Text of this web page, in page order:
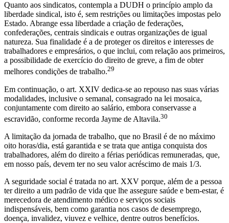
Quanto aos sindicatos, contempla a DUDH o princípio amplo da
liberdade sindical, isto é, sem restrições ou limitações impostas pelo
Estado. Abrange essa liberdade a criação de federações,
confederações, centrais sindicais e outras organizações de igual
natureza. Sua finalidade é a de proteger os direitos e interesses de
trabalhadores e empresários, o que inclui, com relação aos primeiros,
a possibilidade de exercício do direito de greve, a fim de obter
melhores condições de trabalho.29
Em continuação, o art. XXIV dedica-se ao repouso nas suas várias
modalidades, inclusive o semanal, consagrado na lei mosaica,
conjuntamente com direito ao salário, embora conservasse a
escravidão, conforme recorda Jayme de Altavila.30
A limitação da jornada de trabalho, que no Brasil é de no máximo
oito horas/dia, está garantida e se trata que antiga conquista dos
trabalhadores, além do direito a férias periódicas remuneradas, que,
em nosso país, devem ter no seu valor acréscimo de mais 1/3.
A seguridade social é tratada no art. XXV porque, além de a pessoa
ter direito a um padrão de vida que lhe assegure saúde e bem-estar, é
merecedora de atendimento médico e serviços sociais
indispensáveis, bem como garantia nos casos de desemprego,
doença, invalidez, viuvez e velhice, dentre outros benefícios.